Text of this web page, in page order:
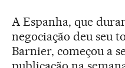
A Espanha, que
negociação deu seu
Barnier, começou a